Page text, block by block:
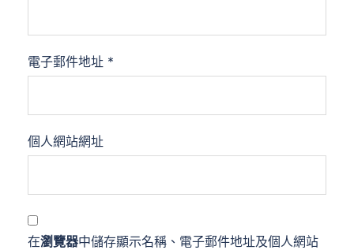
電子郵件地址 *
個人網站網址
在瀏覽器中儲存顯示名稱、電子郵件地址及個人網站